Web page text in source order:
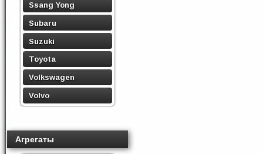
Ssang Yong
Subaru
Suzuki
Toyota
Volkswagen
Volvo
Агрегаты